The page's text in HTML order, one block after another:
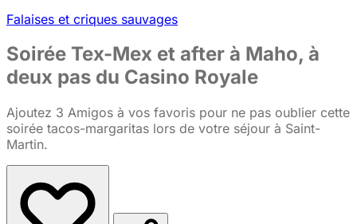
Falaises et criques sauvages
Soirée Tex-Mex et after à Maho, à
deux pas du Casino Royale
Ajoutez 3 Amigos à vos favoris pour ne pas oublier cette
soirée tacos-margaritas lors de votre séjour à Saint-
Martin.